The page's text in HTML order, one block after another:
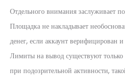
Отдельного внимания заслуживает
Площадка не накладывает
денег, если аккаунт верифицирован
Лимиты на вывод существуют только
при подозрительной активности,